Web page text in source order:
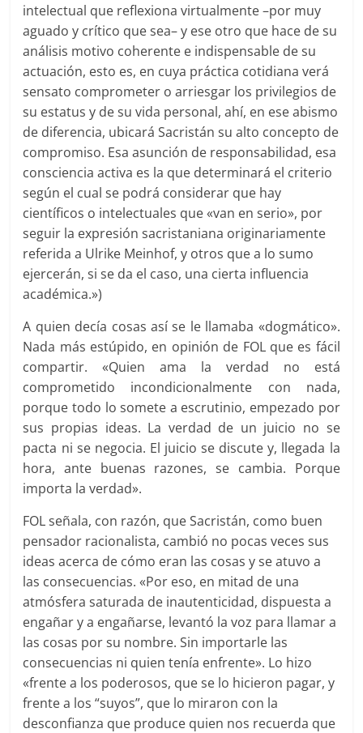
intelectual que reflexiona virtualmente –por muy
aguado y crítico que sea– y ese otro que hace de su
análisis motivo coherente e indispensable de su
actuación, esto es, en cuya práctica cotidiana verá
sensato comprometer o arriesgar los privilegios de
su estatus y de su vida personal, ahí, en ese abismo
de diferencia, ubicará Sacristán su alto concepto de
compromiso. Esa asunción de responsabilidad, esa
consciencia activa es la que determinará el criterio
según el cual se podrá considerar que hay
científicos o intelectuales que «van en serio», por
seguir la expresión sacristaniana originariamente
referida a Ulrike Meinhof, y otros que a lo sumo
ejercerán, si se da el caso, una cierta influencia
académica.»)
A quien decía cosas así se le llamaba «dogmático».
Nada más estúpido, en opinión de FOL que es fácil
compartir. «Quien ama la verdad no está
comprometido incondicionalmente con nada,
porque todo lo somete a escrutinio, empezado por
sus propias ideas. La verdad de un juicio no se
pacta ni se negocia. El juicio se discute y, llegada la
hora, ante buenas razones, se cambia. Porque
importa la verdad».
FOL señala, con razón, que Sacristán, como buen
pensador racionalista, cambió no pocas veces sus
ideas acerca de cómo eran las cosas y se atuvo a
las consecuencias. «Por eso, en mitad de una
atmósfera saturada de inautenticidad, dispuesta a
engañar y a engañarse, levantó la voz para llamar a
las cosas por su nombre. Sin importarle las
consecuencias ni quien tenía enfrente». Lo hizo
«frente a los poderosos, que se lo hicieron pagar, y
frente a los “suyos”, que lo miraron con la
desconfianza que produce quien nos recuerda que